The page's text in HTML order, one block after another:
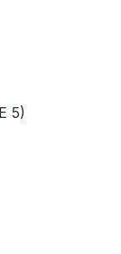
Bu (VE 5)